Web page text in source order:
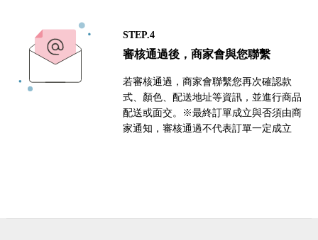
STEP.4
審核通過後，商家會與您聯繫
若審核通過，商家會聯繫您再次確認款
式、顏色、配送地址等資訊，並進行商品
配送或面交。※最終訂單成立與否須由商
家通知，審核通過不代表訂單一定成立